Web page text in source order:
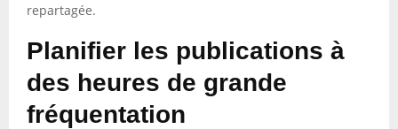
repartagée.
Planifier les publications à
des heures de grande
fréquentation